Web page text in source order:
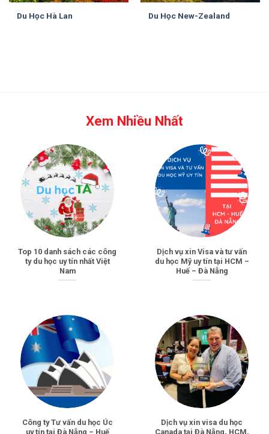
Du Học Hà Lan Du Học New-Zealand
Xem Nhiều Nhất
Top 10 danh sách các công
ty du học uy tín nhất Việt
Nam
Dịch vụ xin Visa và tư vấn
du học Mỹ uy tín tại HCM –
Huế – Đà Nẵng
Công ty Tư vấn du học Úc
uy tín tại Đà Nẵng – Huế
Dịch vụ xin visa du học
Canada tại Đà Nẵng, HCM,